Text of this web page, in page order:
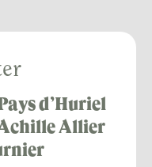
d’Huriel
Achille Allier